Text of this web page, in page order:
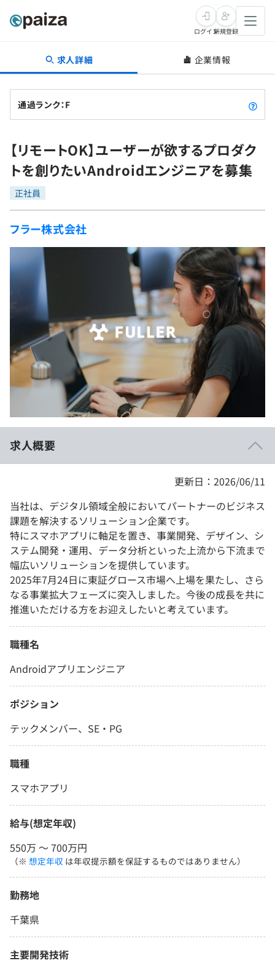
転職・キャリア
転職成功ガイド
転職エージェント
インタビュー
転職成功ガイド
新卒就活
求人検索
本選考
インターン
新卒エージェント
イベント・セミナー
インタビュー
就活成功ガイド
学習
問題集
ナレッジ
リファレンス
プラン
個人向けプラン
法人向けプラン
契約内容・クーポン
プログラミング言語
評価結果一覧
再チャレンジ結果一覧
ゲーム・マンガ
Tech Team Journal
paiza times
paizaとは？
ログイン新規登録
求人詳細 企業情報
通過ランク：F
【リモートOK】ユーザーが欲するプロダク
トを創りたいAndroidエンジニアを募集
正社員
フラー株式会社
求人概要
更新日：2026/06/11
当社は、デジタル領域全般においてパートナーのビジネス
課題を解決するソリューション企業です。
特にスマホアプリに軸足を置き、事業開発、デザイン、シ
ステム開発・運用、データ分析といった上流から下流まで
幅広いソリューションを提供しています。
2025年7月24日に東証グロース市場へ上場を果たし、さら
なる事業拡大フェーズに突入しました。今後の成長を共に
推進いただける方をお迎えしたいと考えています。
職種名
Androidアプリエンジニア
ポジション
テックメンバー、SE・PG
職種
スマホアプリ
給与(想定年収)
550万 〜 700万円
（※ 想定年収 は年収提示額を保証するものではありません）
勤務地
千葉県
主要開発技術